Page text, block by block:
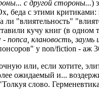
с другой стороны...)
беда с этими
ли "влиятельность"
кучу книг (в
- попса, клановость,
у non/fiction - аж
или, если хотите,
ожидаемый и...
слово.